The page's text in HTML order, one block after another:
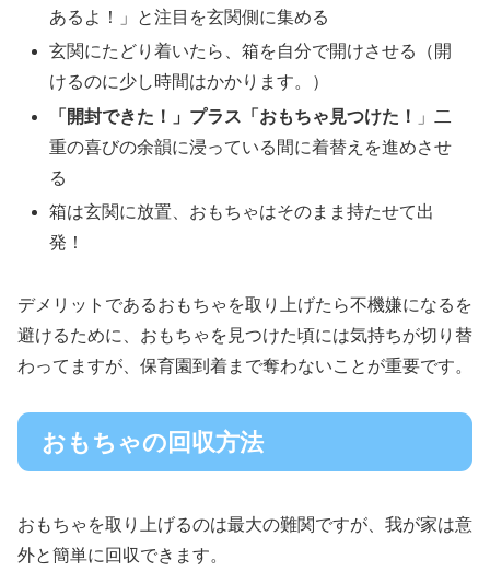
あるよ！」と注目を玄関側に集める
玄関にたどり着いたら、箱を自分で開けさせる（開
けるのに少し時間はかかります。）
「開封できた！」プラス「おもちゃ見つけた！
」二
重の喜びの余韻に浸っている間に着替えを進めさせ
る
箱は玄関に放置、おもちゃはそのまま持たせて出
発！
デメリットであるおもちゃを取り上げたら不機嫌になるを
避けるために、おもちゃを見つけた頃には気持ちが切り替
わってますが、保育園到着まで奪わないことが重要です。
おもちゃの回収方法
おもちゃを取り上げるのは最大の難関ですが、我が家は意
外と簡単に回収できます。